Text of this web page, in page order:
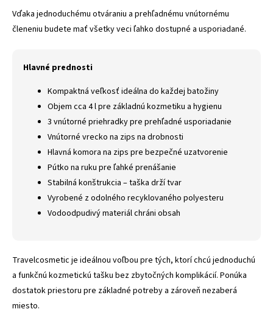
Vďaka jednoduchému otváraniu a prehľadnému vnútornému
členeniu budete mať všetky veci ľahko dostupné a usporiadané.
Hlavné prednosti
Kompaktná veľkosť ideálna do každej batožiny
Objem cca 4 l pre základnú kozmetiku a hygienu
3 vnútorné priehradky pre prehľadné usporiadanie
Vnútorné vrecko na zips na drobnosti
Hlavná komora na zips pre bezpečné uzatvorenie
Pútko na ruku pre ľahké prenášanie
Stabilná konštrukcia – taška drží tvar
Vyrobené z odolného recyklovaného polyesteru
Vodoodpudivý materiál chráni obsah
Travelcosmetic je ideálnou voľbou pre tých, ktorí chcú jednoduchú
a funkčnú kozmetickú tašku bez zbytočných komplikácií. Ponúka
dostatok priestoru pre základné potreby a zároveň nezaberá
miesto.